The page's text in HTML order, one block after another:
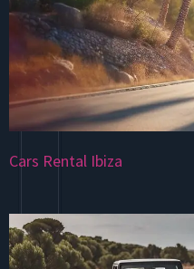
Cars Rental Ibiza